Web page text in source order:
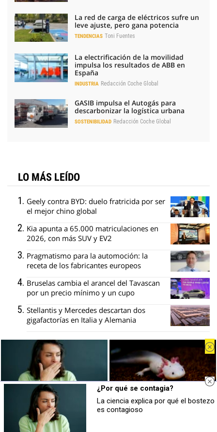
La red de carga de eléctricos sufre un
leve ajuste, pero gana potencia
TENDENCIAS Toni Fuentes
La electrificación de la movilidad
impulsa los resultados de ABB en
España
INDUSTRIA Redacción Coche Global
GASIB impulsa el Autogás para
descarbonizar la logística urbana
SOSTENIBILIDAD Redacción Coche Global
LO MÁS LEÍDO
Geely contra BYD: duelo fratricida por ser
el mejor chino global
Kia apunta a 65.000 matriculaciones en
2026, con más SUV y EV2
Pragmatismo para la automoción: la
receta de los fabricantes europeos
Bruselas cambia el arancel del Tavascan
por un precio mínimo y un cupo
Stellantis y Mercedes descartan dos
gigafactorías en Italia y Alemania
Recibe nuestro boletín
Lo más destacado de CocheGlobal, en
tu correo
Tu nombre
¿Por qué se contagia?
La ciencia explica por qué el bostezo
es contagioso
¿Sabías que existen?
Estas criaturas existen y parecen
¿Por qué se contagia?
La ciencia explica por qué el bostezo
es contagioso